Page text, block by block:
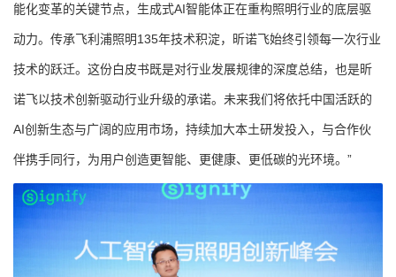
能化变革的关键节点，生成式AI智能体正在重构照明行业的底层驱
动力。传承飞利浦照明135年技术积淀，昕诺飞始终引领每一次行业
技术的跃迁。这份白皮书既是对行业发展规律的深度总结，也是昕
诺飞以技术创新驱动行业升级的承诺。未来我们将依托中国活跃的
AI创新生态与广阔的应用市场，持续加大本土研发投入，与合作伙
伴携手同行，为用户创造更智能、更健康、更低碳的光环境。”